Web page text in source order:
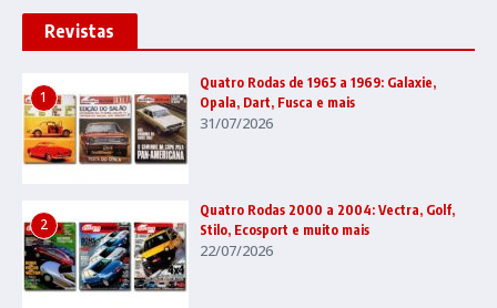
Revistas
1
Quatro Rodas de 1965 a 1969: Galaxie,
Opala, Dart, Fusca e mais
31/07/2026
2
Quatro Rodas 2000 a 2004: Vectra, Golf,
Stilo, Ecosport e muito mais
22/07/2026